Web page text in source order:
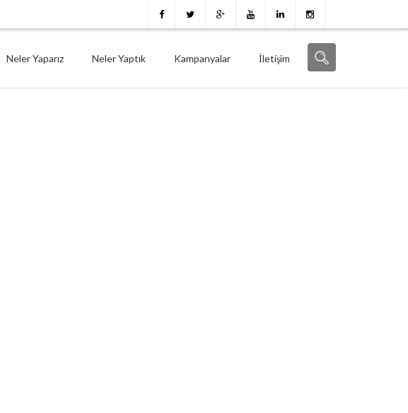
Neler Yaparız Neler Yaptık Kampanyalar İletişim